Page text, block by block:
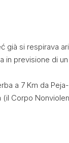
già si respirava
in previsione di
a 7 Km da
Corpo